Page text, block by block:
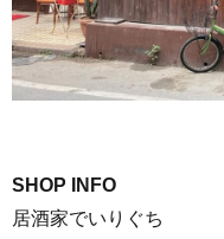
SHOP INFO
居酒家でいりぐち